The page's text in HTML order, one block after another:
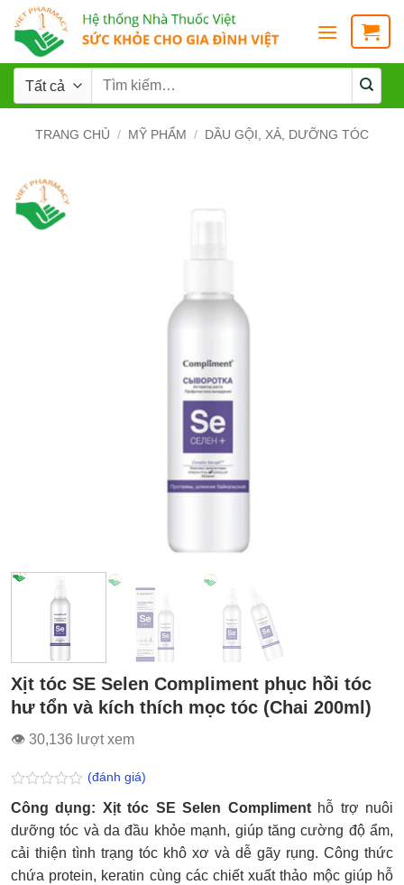
TRANG CHỦ / MỸ PHẨM / DẦU GỘI, XẢ, DƯỠNG TÓC
Xịt tóc SE Selen Compliment phục hồi tóc
hư tổn và kích thích mọc tóc (Chai 200ml)
👁 30,136 lượt xem
Được
xếp
hạng
0.0
5
sao
(đánh giá)
Công dụng: Xịt tóc SE Selen Complimenthỗ trợ nuôi
dưỡng tóc và da đầu khỏe mạnh, giúp tăng cường độ ẩm,
cải thiện tình trạng tóc khô xơ và dễ gãy rụng. Công thức
chứa protein, keratin cùng các chiết xuất thảo mộc giúp hỗ